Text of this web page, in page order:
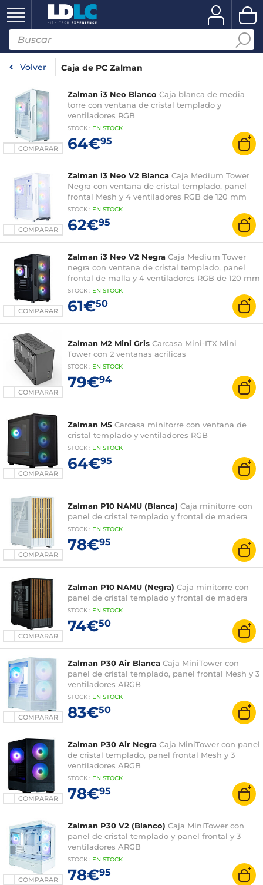
Volver Caja de PC Zalman
COMPARAR
Zalman i3 Neo Blanco Caja blanca de media
torre con ventana de cristal templado y
ventiladores RGB
STOCK : EN STOCK
64€95
COMPARAR
Zalman i3 Neo V2 Blanca Caja Medium Tower
Negra con ventana de cristal templado, panel
frontal Mesh y 4 ventiladores RGB de 120 mm
STOCK : EN STOCK
62€95
COMPARAR
Zalman i3 Neo V2 Negra Caja Medium Tower
negra con ventana de cristal templado, panel
frontal de malla y 4 ventiladores RGB de 120 mm
STOCK : EN STOCK
61€50
COMPARAR
Zalman M2 Mini Gris Carcasa Mini-ITX Mini
Tower con 2 ventanas acrílicas
STOCK : EN STOCK
79€94
COMPARAR
Zalman M5 Carcasa minitorre con ventana de
cristal templado y ventiladores RGB
STOCK : EN STOCK
64€95
COMPARAR
Zalman P10 NAMU (Blanca) Caja minitorre con
panel de cristal templado y frontal de madera
STOCK : EN STOCK
78€95
COMPARAR
Zalman P10 NAMU (Negra) Caja minitorre con
panel de cristal templado y frontal de madera
STOCK : EN STOCK
74€50
COMPARAR
Zalman P30 Air Blanca Caja MiniTower con
panel de cristal templado, panel frontal Mesh y 3
ventiladores ARGB
STOCK : EN STOCK
83€50
COMPARAR
Zalman P30 Air Negra Caja MiniTower con panel
de cristal templado, panel frontal Mesh y 3
ventiladores ARGB
STOCK : EN STOCK
78€95
COMPARAR
Zalman P30 V2 (Blanco) Caja MiniTower con
panel de cristal templado y panel frontal y 3
ventiladores ARGB
STOCK : EN STOCK
78€95